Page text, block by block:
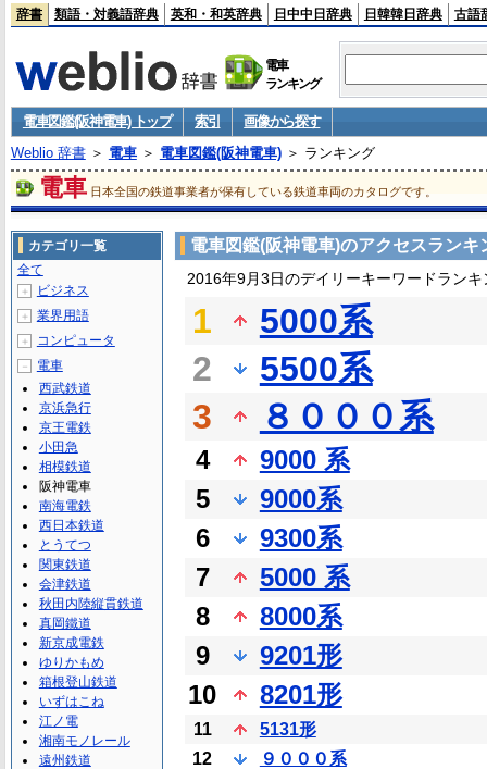
辞書 類語・対義語辞典 英和・和英辞典 日中中日辞典 日韓韓日辞典 古語
電車
ランキング
電車図鑑(阪神電車) トップ 索引
画像から探す
Weblio 辞書＞ 電車＞ 電車図鑑(阪神電車)＞ ランキング
電車 日本全国の鉄道事業者が保有している鉄道車両のカタログです。
電車図鑑(阪神電車)のアクセスランキ
2016年9月3日のデイリーキーワードランキ
1
5000系
2
5500系
3
８０００系
4
9000 系
5
9000系
6
9300系
7
5000 系
8
8000系
9
9201形
10
8201形
11
5131形
12
９０００系
カテゴリ一覧
全て
＋ ビジネス
＋ 業界用語
＋ コンピュータ
－
電車
西武鉄道
京浜急行
京王電鉄
小田急
相模鉄道
阪神電車
南海電鉄
西日本鉄道
とうてつ
関東鉄道
会津鉄道
秋田内陸縦貫鉄道
真岡鐵道
新京成電鉄
ゆりかもめ
箱根登山鉄道
いずはこね
江ノ電
湘南モノレール
遠州鉄道